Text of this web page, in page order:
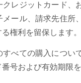
レジットカード、
ール、請求先住所
権利を留保します。
べての購入につい
号および有効期限